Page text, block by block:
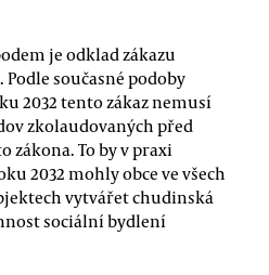
je odklad zákazu
současné podoby
2032 tento zákaz nemusí
zkolaudovaných před
To by v praxi
2032 mohly obce ve všech
vytvářet chudinská
sociální bydlení